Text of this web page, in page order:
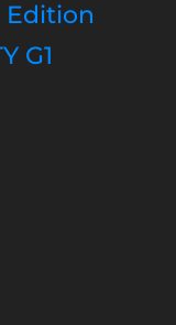
Edition
G1